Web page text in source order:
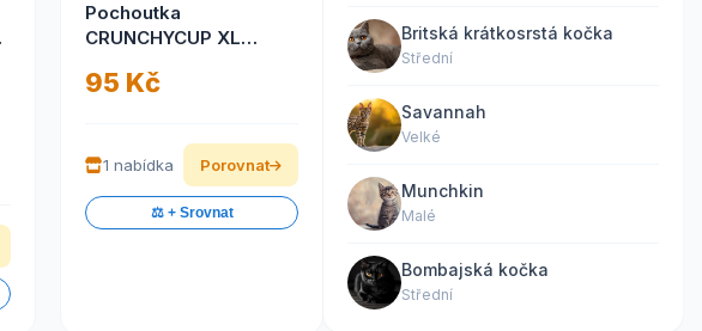
Pochoutka
CRUNCHYCUP XL
95 Kč
1 nabídka Porovnat
⚖️ + Srovnat
Britská krátkosrstá kočka
Střední
Savannah
Velké
Munchkin
Malé
Bombajská kočka
Střední